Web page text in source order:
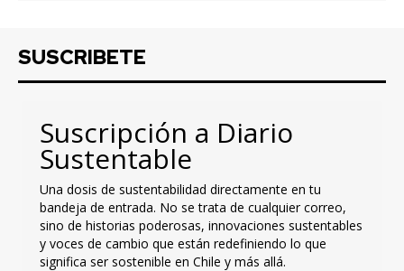
SUSCRIBETE
Suscripción a Diario
Sustentable
Una dosis de sustentabilidad directamente en tu
bandeja de entrada. No se trata de cualquier correo,
sino de historias poderosas, innovaciones sustentables
y voces de cambio que están redefiniendo lo que
significa ser sostenible en Chile y más allá.